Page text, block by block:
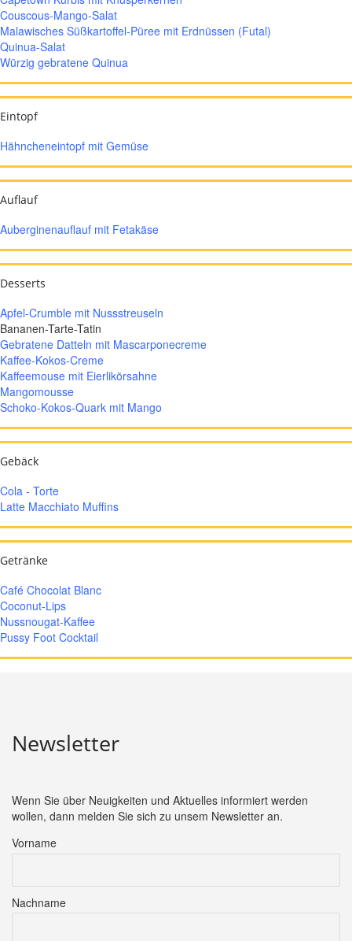
Couscous-Mango-Salat
Malawisches Süßkartoffel-Püree mit Erdnüssen (Futal)
Quinua-Salat
Würzig gebratene Quinua
Eintopf
Hähncheneintopf mit Gemüse
Auflauf
Auberginenauflauf mit Fetakäse
Desserts
Apfel-Crumble mit Nussstreuseln
Bananen-Tarte-Tatin
Gebratene Datteln mit Mascarponecreme
Kaffee-Kokos-Creme
Kaffeemouse mit Eierlikörsahne
Mangomousse
Schoko-Kokos-Quark mit Mango
Gebäck
Cola - Torte
Latte Macchiato Muffins
Getränke
Café Chocolat Blanc
Coconut-Lips
Nussnougat-Kaffee
Pussy Foot Cocktail
Newsletter
Wenn Sie über Neuigkeiten und Aktuelles informiert werden
wollen, dann melden Sie sich zu unsem Newsletter an.
Vorname
Nachname